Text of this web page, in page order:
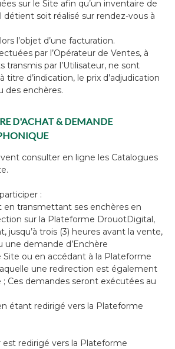
sur le Site afin qu’un inventaire de
détient soit réalisé sur rendez-vous à
l’objet d’une facturation.
par l’Opérateur de Ventes, à
transmis par l’Utilisateur, ne sont
titre d’indication, le prix d’adjudication
des enchères.
D'ACHAT & DEMANDE
consulter en ligne les Catalogues
:
en transmettant ses enchères en
sur la Plateforme DrouotDigital,
jusqu’à trois (3) heures avant la vente,
une demande d’Enchère
Site ou en accédant à la Plateforme
une redirection est également
; Ces demandes seront exécutées au
étant redirigé vers la Plateforme
est redirigé vers la Plateforme